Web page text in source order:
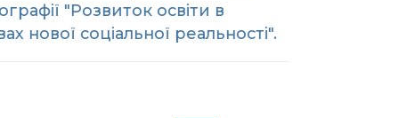
монографії "Розвиток освіти в
умовах нової соціальної реальності".